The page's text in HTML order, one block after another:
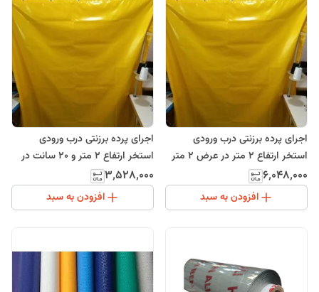
اجرای پرده برزنتی درب ورودی
استخر ارتفاع 2 متر در عرض 2 متر
و 30 سانت
۶٬۰۴۸٬۰۰۰
افزودن به سبد
اجرای پرده برزنتی درب ورودی
استخر ارتفاع 2 متر و 20 سانت در
عرض 50 سانت
۳٬۵۲۸٬۰۰۰
افزودن به سبد